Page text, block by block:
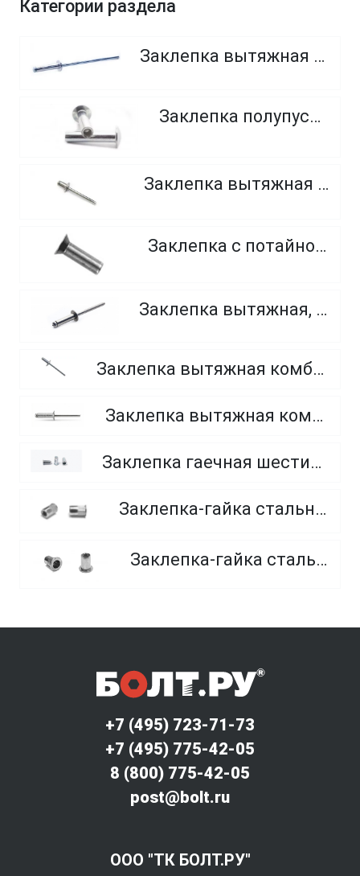
Категории раздела
Заклепка вытяжная алюминиевые
Заклепка полупустотелая
Заклепка вытяжная сталь-сталь
Заклепка с потайной головкой
Заклепка вытяжная, нержавеющая
Заклепка вытяжная комбинированная алюминий-сталь с увеличенным буртиком
Заклепка вытяжная комбинированная алюминий-сталь потайная
Заклепка гаечная шестигранная с фланцем глухая стальная вытяжная
Заклепка-гайка стальная с потайной головой (оц.)
Заклепка-гайка стальная с фланцем (оц)
+7 (495) 723-71-73
+7 (495) 775-42-05
8 (800) 775-42-05
post@bolt.ru
ООО "ТК БОЛТ.РУ"